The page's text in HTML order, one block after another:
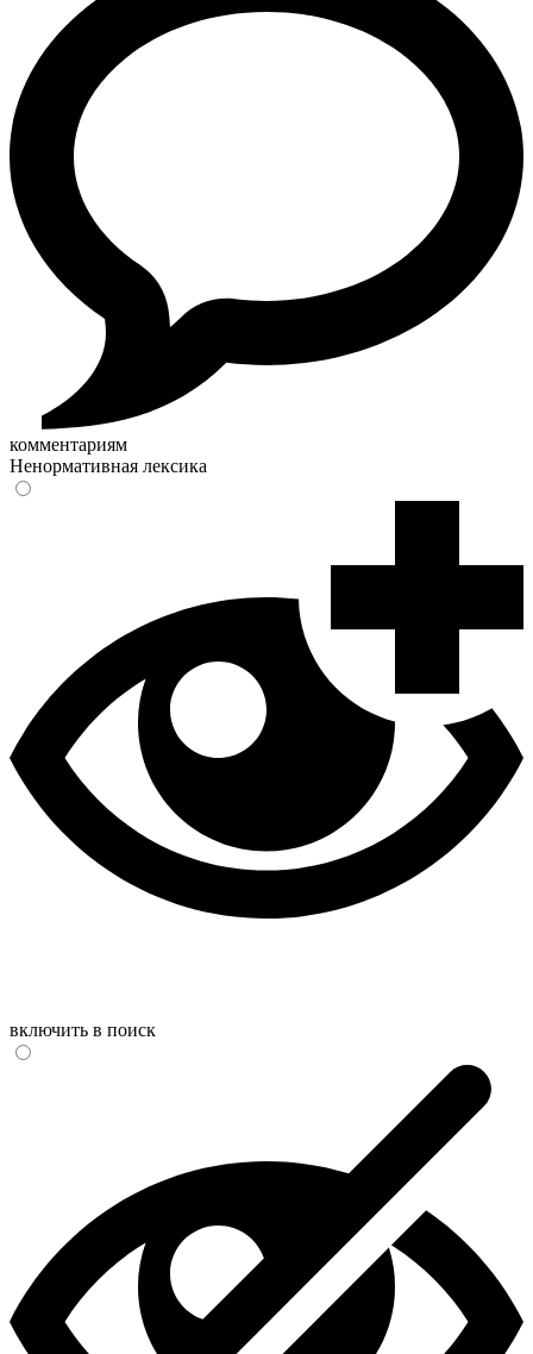
комментариям
Ненормативная лексика
включить в поиск